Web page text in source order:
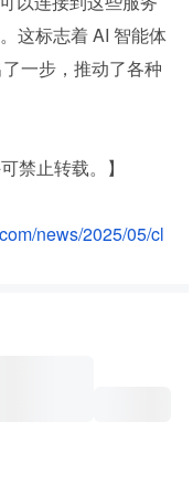
这标志着 AI 智能体
一步，推动了各种
禁止转载。】
news/2025/05/cl